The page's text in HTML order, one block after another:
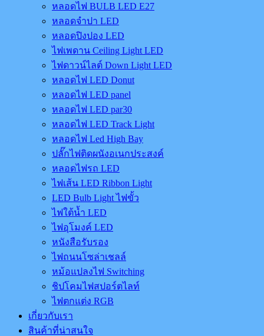
หลอดไฟ BULB LED E27
หลอดจำปา LED
หลอดปิงปอง LED
ไฟเพดาน Ceiling Light LED
ไฟดาวน์ไลต์ Down Light LED
หลอดไฟ LED Donut
หลอดไฟ LED panel
หลอดไฟ LED par30
หลอดไฟ LED Track Light
หลอดไฟ Led High Bay
ปลั๊กไฟติดผนังอเนกประสงค์
หลอดไฟรถ LED
ไฟเส้น LED Ribbon Light
LED Bulb Light ไฟขั้ว
ไฟใต้น้ำ LED
ไฟอุโมงค์ LED
หนังสือรับรอง
ไฟถนนโซล่าเชลล์
หม้อแปลงไฟ Switching
ชิปโคมไฟสปอร์ตไลท์
ไฟตกแต่ง RGB
เกี่ยวกับเรา
สินค้าที่น่าสนใจ